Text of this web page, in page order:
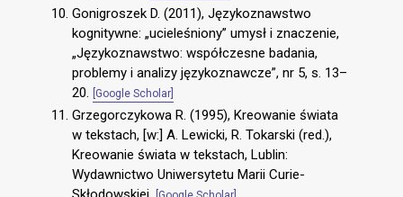
Gonigroszek D. (2011), Językoznawstwo
kognitywne: „ucieleśniony” umysł i znaczenie,
„Językoznawstwo: współczesne badania,
problemy i analizy językoznawcze”, nr 5, s. 13–
20.
[Google Scholar]
Grzegorczykowa R. (1995), Kreowanie świata
w tekstach, [w:] A. Lewicki, R. Tokarski (red.),
Kreowanie świata w tekstach, Lublin:
Wydawnictwo Uniwersytetu Marii Curie-